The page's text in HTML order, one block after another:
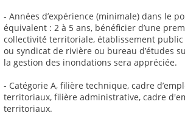
- Années d’expérience (minimale) dans le
équivalent : 2 à 5 ans, bénéficier d’une
collectivité́ territoriale, établissement
ou syndicat de rivière ou bureau d’études
la gestion des inondations sera appréciée.
- Catégorie A, filière technique, cadre
territoriaux, filière administrative, cadre
territoriaux.